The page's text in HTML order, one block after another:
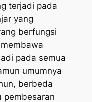
terjadi pada
yang
berfungsi
pada semua
umumnya
berbeda
pembesaran